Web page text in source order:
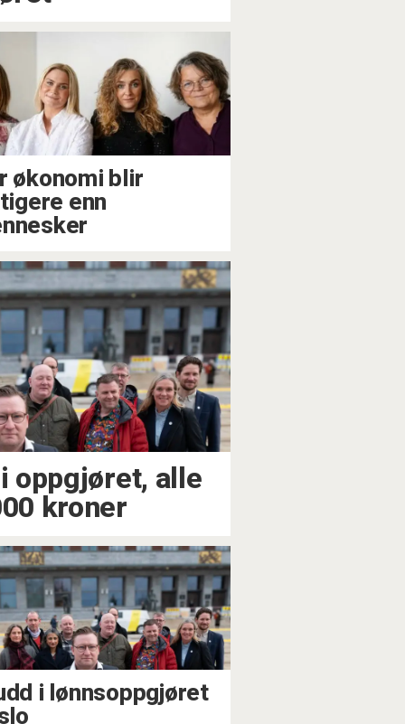
økonomi blir
enn
oppgjøret, alle
kroner
i lønnsoppgjøret